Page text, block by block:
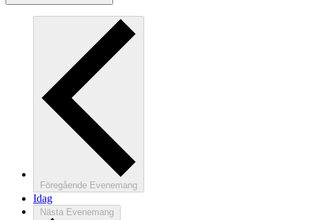
Föregående Evenemang
Idag
Nästa Evenemang